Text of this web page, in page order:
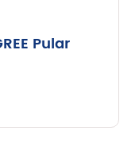
Pular